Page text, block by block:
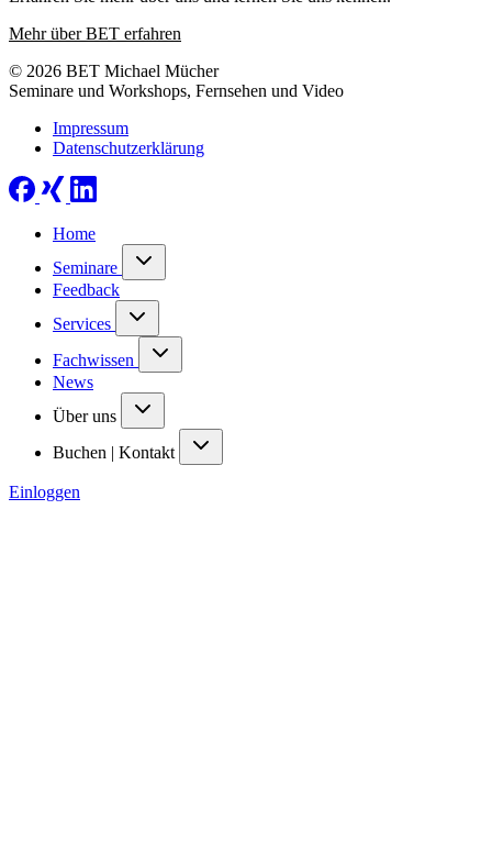
Mehr über BET erfahren
© 2026 BET Michael Mücher
Seminare und Workshops, Fernsehen und Video
Impressum
Datenschutzerklärung
Home
Seminare
Feedback
Services
Fachwissen
News
Über uns
Buchen | Kontakt
Einloggen